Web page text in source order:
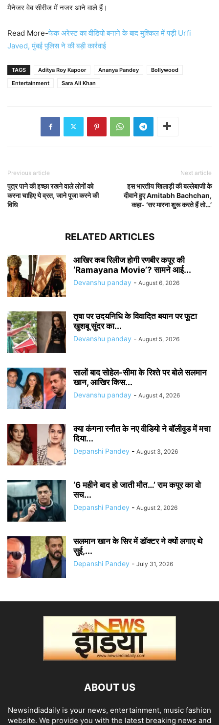
मैनेजर वेब सीरीज में नजर आने वाले हैं।
Read More-फेक अरेस्ट का वीडियो बनाने के बाद मुश्किल में पड़ी Urfi
Javed, मुंबई पुलिस ने की बड़ी कार्रवाई
TAGS Aditya Roy Kapoor Ananya Pandey
Bollywood
Entertainment
Sara Ali Khan
Previous article
पुत्र पाने की इच्छा रखने वाले लोगों को
करना चाहिए ये व्रत, जाने पूजा करने की
विधि
Next article
इस भारतीय खिलाड़ी की बल्लेबाजी के
दीवाने हुए Amitabh Bachchan,
कहा- ‘सर मारना शुरू करते हैं तो…’
RELATED ARTICLES
आखिर कब रिलीज होगी रणबीर कपूर की
‘Ramayana Movie’? सामने आई...
Devanshu panday - August 6, 2026
तृषा पर उदयनिधि के विवादित बयान पर फूटा
खुशबू सुंदर का...
Devanshu panday - August 5, 2026
सालों बाद सोहेल-सीमा के रिश्ते पर बोले सलमान
खान, आखिर किस...
Devanshu panday - August 4, 2026
क्या कंगना रनौत के नए वीडियो ने बॉलीवुड में मचा
दिया...
Depanshi Pandey - August 3, 2026
‘6 महीने बाद हो जाती मौत…’ राम कपूर का वो
सच...
Depanshi Pandey - August 2, 2026
सलमान खान के सिर में डॉक्टर ने क्यों लगाए थे
सुई,...
Depanshi Pandey - July 31, 2026
ABOUT US
Newsindiadaily is your news, entertainment, music fashion
website. We provide you with the latest breaking news and